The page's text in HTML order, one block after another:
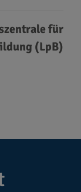
für
(LpB)